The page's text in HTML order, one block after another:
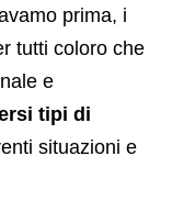
prima, i
tutti coloro che
e
tipi di
situazioni e